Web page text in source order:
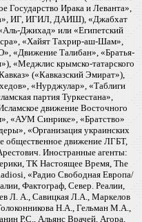
Государство Ирака и Леванта»,
ИГ, ИГИЛ, ДАИШ), «Джабхат
Джихад» или «Египетский
«Хайят Тахрир-аш-Шам»,
Талибан», «Братья-
«Меджлис крымско-татарского
(«Кавказский Эмират»),
«Нурджулар», «Таблиги
партия Туркестана»,
движение Восточного
«АУМ Синрике», «Братство»
«Организация украинских
общественное движение ЛГБТ,
Иностранные агенты:
ТК Настоящее Время, The
«Радио Свободная Европа/
Фактограф, Север. Реалии,
Л. А., Савицкая Л.А., Маркелов
Н.А., Гельман М.А.,
Р.С., Альянс Врачей, Агора,